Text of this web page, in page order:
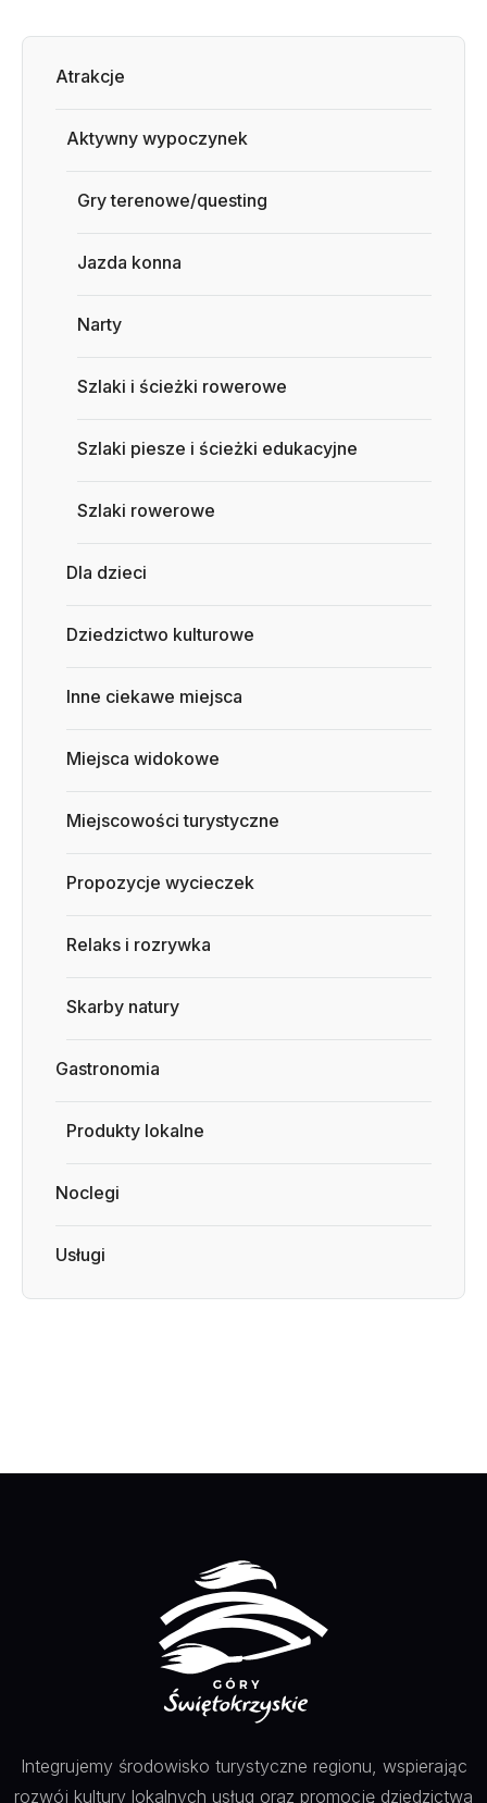
Atrakcje
Aktywny wypoczynek
Gry terenowe/questing
Jazda konna
Narty
Szlaki i ścieżki rowerowe
Szlaki piesze i ścieżki edukacyjne
Szlaki rowerowe
Dla dzieci
Dziedzictwo kulturowe
Inne ciekawe miejsca
Miejsca widokowe
Miejscowości turystyczne
Propozycje wycieczek
Relaks i rozrywka
Skarby natury
Gastronomia
Produkty lokalne
Noclegi
Usługi
Integrujemy środowisko turystyczne regionu, wspierając
rozwój kultury lokalnych usług oraz promocję dziedzictwa